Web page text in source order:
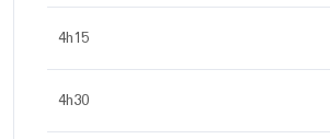
4h15
4h30